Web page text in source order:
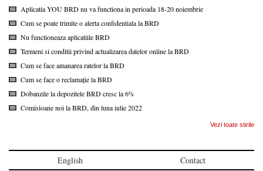
Aplicatia YOU BRD nu va functiona in perioada 18-20 noiembrie
Cum se poate trimite o alerta confidentiala la BRD
Nu functioneaza aplicatiile BRD
Termeni si conditii privind actualizarea datelor online la BRD
Cum se face amanarea ratelor la BRD
Cum se face o reclamație la BRD
Dobanzile la depozitele BRD cresc la 6%
Comisioane noi la BRD, din luna iulie 2022
Vezi toate stirile
English Contact